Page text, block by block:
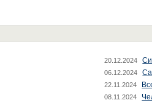
20.12.2024
06.12.2024
22.11.2024
08.11.2024